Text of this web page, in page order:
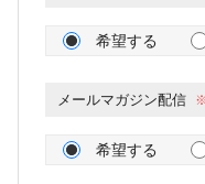
希望する
メールマガジン配信
希望する